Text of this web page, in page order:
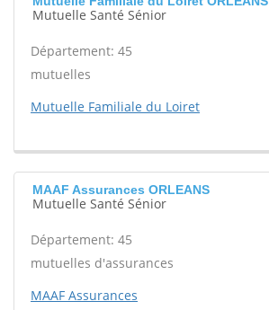
Mutuelle Santé Sénior
Département: 45
mutuelles
Mutuelle Familiale du Loiret
MAAF Assurances ORLEANS
Mutuelle Santé Sénior
Département: 45
mutuelles d'assurances
MAAF Assurances